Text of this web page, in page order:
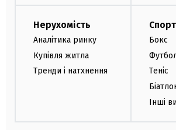
Нерухомість
Аналітика ринку
Купівля житла
Тренди і натхнення
Спорт
Бокс
Теніс
Інші